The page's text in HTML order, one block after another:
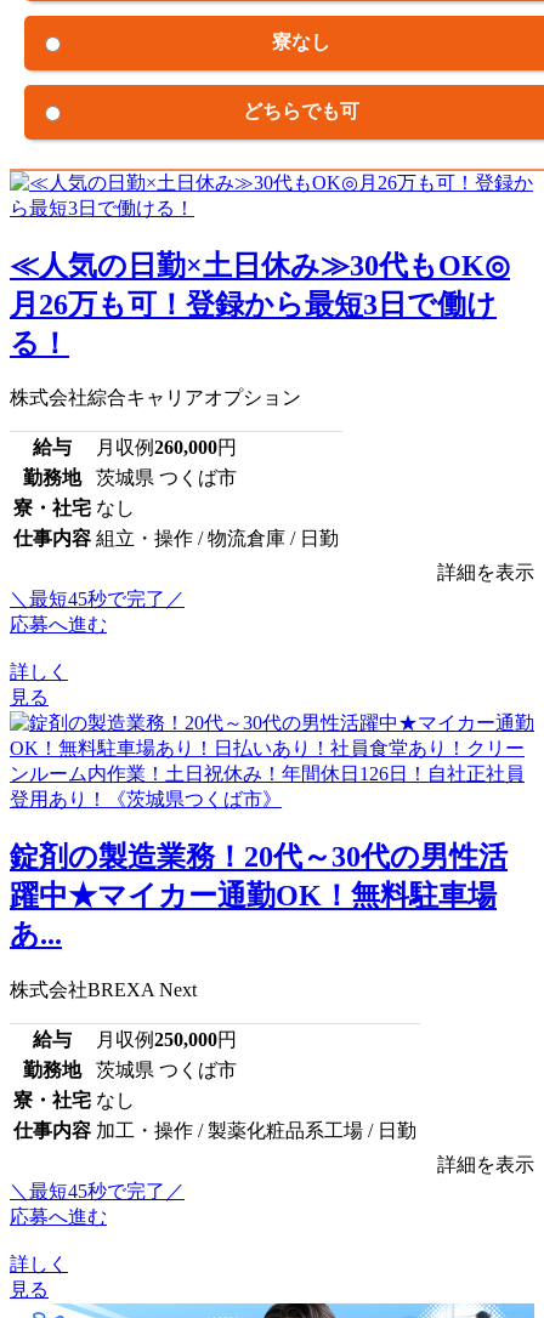
寮なし
どちらでも可
≪人気の日勤×土日休み≫30代もOK◎
月26万も可！登録から最短3日で働け
る！
株式会社綜合キャリアオプション
給与 月収例260,000円
勤務地
茨城県 つくば市
寮・社宅 なし
仕事内容 組立・操作 / 物流倉庫 / 日勤
詳細を表示
＼最短45秒で完了／
応募へ進む
詳しく
見る
錠剤の製造業務！20代～30代の男性活
躍中★マイカー通勤OK！無料駐車場
あ...
株式会社BREXA Next
給与 月収例250,000円
勤務地
茨城県 つくば市
寮・社宅 なし
仕事内容 加工・操作 / 製薬化粧品系工場 / 日勤
詳細を表示
＼最短45秒で完了／
応募へ進む
詳しく
見る